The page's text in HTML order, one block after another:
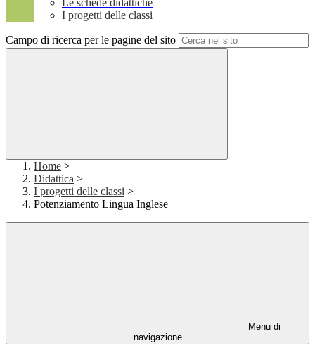
Le schede didattiche
I progetti delle classi
Campo di ricerca per le pagine del sito
Home >
Didattica >
I progetti delle classi >
Potenziamento Lingua Inglese
Menu di
navigazione